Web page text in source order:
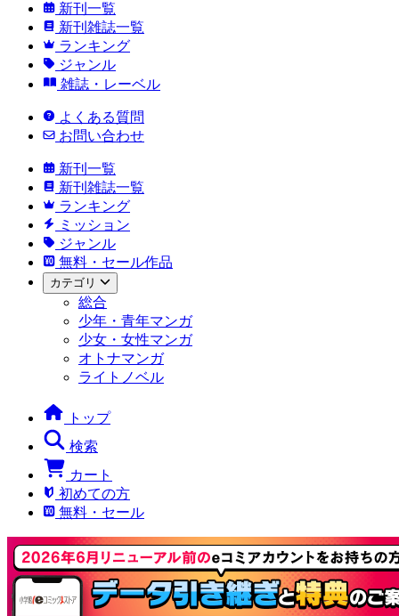
新刊一覧
新刊雑誌一覧
ランキング
ジャンル
雑誌・レーベル
よくある質問
お問い合わせ
新刊一覧
新刊雑誌一覧
ランキング
ミッション
ジャンル
無料・セール作品
カテゴリ
総合
少年・青年マンガ
少女・女性マンガ
オトナマンガ
ライトノベル
トップ
検索
カート
初めての方
無料・セール